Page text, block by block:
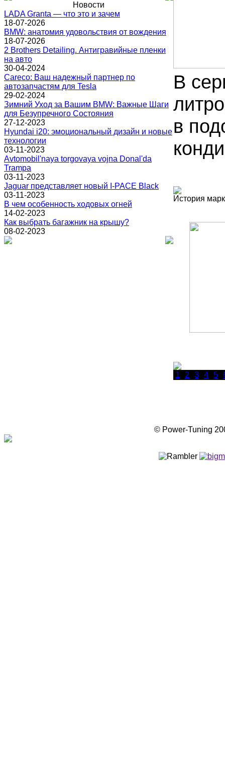
Новости
LADA Granta — что это и зачем
18-07-2026
BMW: анатомия удовольствия от вождения
18-07-2026
2 Brothers Detailing. Антигравийные пленки
на авто
30-04-2024
Careco: Ваш надежный партнер по
автозапчастям для Tesla
29-02-2024
Зимний Уход за Вашим BMW: Важные Шаги
для Безупречного Состояния
27-12-2023
Hyundai i20: эмоциональный дизайн и новые
технологии
03-11-2023
Avtomobil'naya torgovaya vojna Donal'da
Trampa
03-11-2023
Jaguar представляет новый I-PACE Black
03-11-2023
В чем особенность ходовых огней
14-02-2023
Как выбрать багажник на крышу?
08-02-2023
В
в
История
1 2 3 4 5
© Power-Tuning